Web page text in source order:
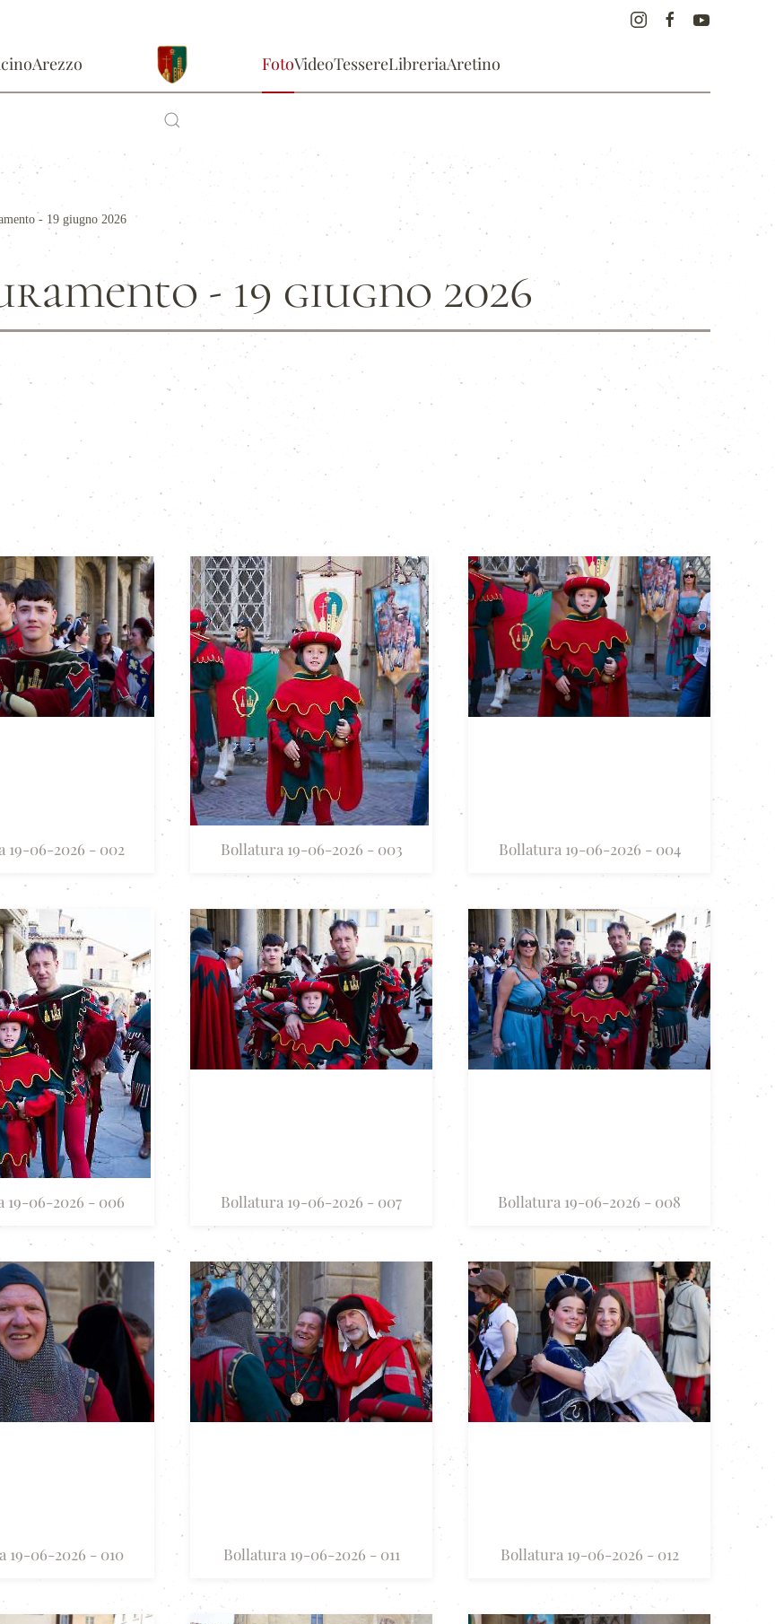
Arezzo FotoVideoTessereLibreriaAretino
- 19 giugno 2026
- 19 giugno 2026
19-06-2026 - 002 Bollatura 19-06-2026 - 003 Bollatura 19-06-2026 - 004
19-06-2026 - 006 Bollatura 19-06-2026 - 007 Bollatura 19-06-2026 - 008
19-06-2026 - 010 Bollatura 19-06-2026 - 011 Bollatura 19-06-2026 - 012